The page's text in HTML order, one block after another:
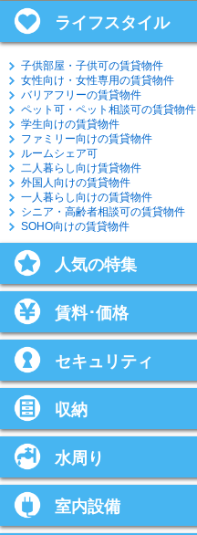
ライフスタイル
子供部屋・子供可の賃貸物件
女性向け・女性専用の賃貸物件
バリアフリーの賃貸物件
ペット可・ペット相談可の賃貸物件
学生向けの賃貸物件
ファミリー向けの賃貸物件
ルームシェア可
二人暮らし向け賃貸物件
外国人向けの賃貸物件
一人暮らし向けの賃貸物件
シニア・高齢者相談可の賃貸物件
SOHO向けの賃貸物件
人気の特集
賃料･価格
セキュリティ
収納
水周り
室内設備